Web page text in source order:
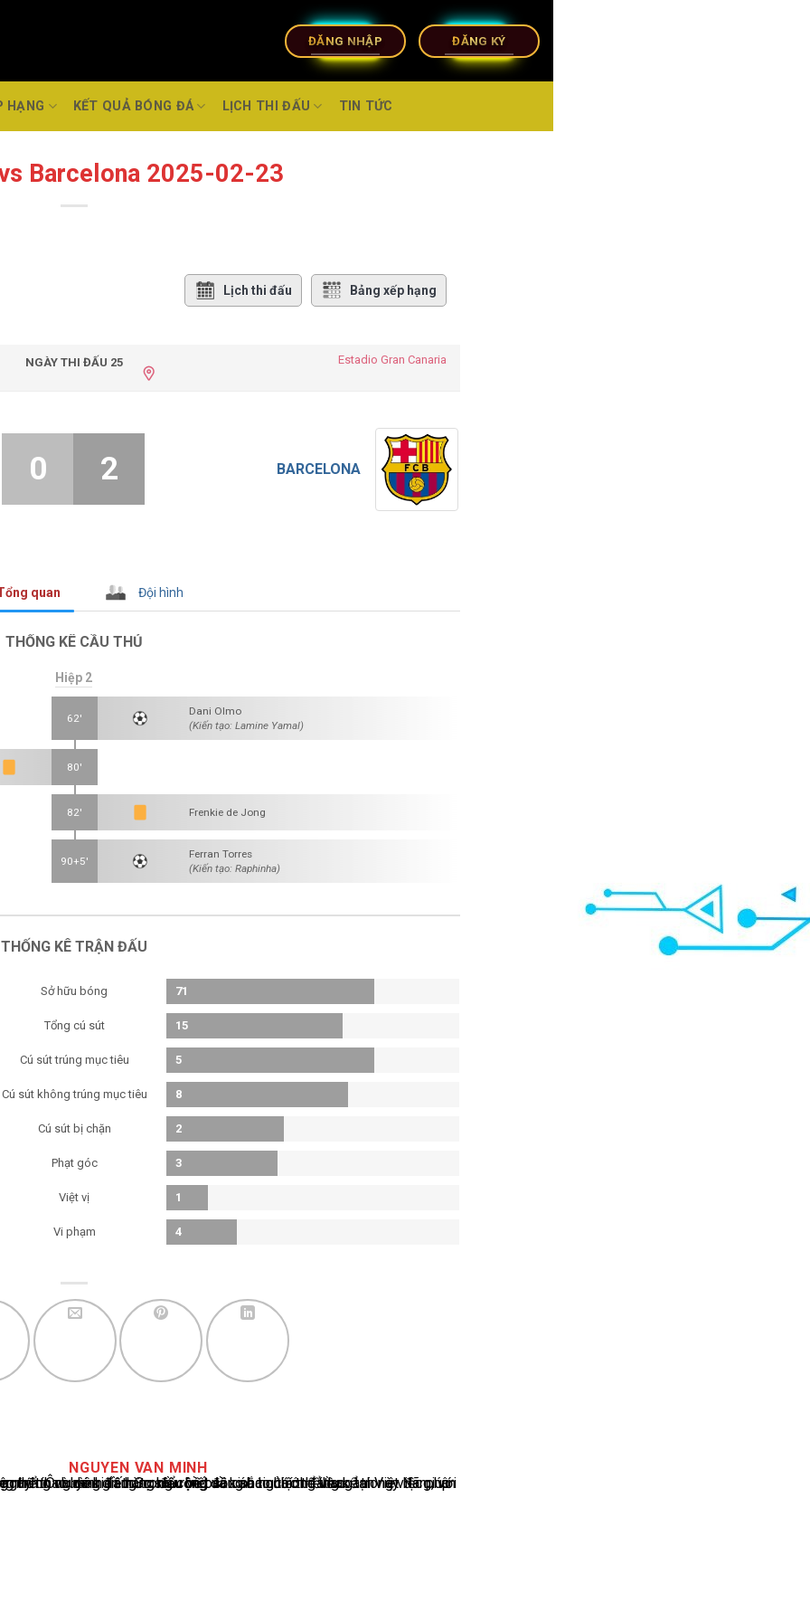
ĐĂNG NHẬP ĐĂNG KÝ
HẠNG KẾT QUẢ BÓNG ĐÁ LỊCH THI ĐẤU TIN TỨC
Barcelona 2025-02-23
Lịch thi đấu Bảng xếp hạng
NGÀY THI ĐẤU 25 Estadio Gran Canaria
BARCELONA
0 2
quan Đội hình
THỐNG KÊ CẦU THỦ
Hiệp 2
62'
Dani Olmo
(Kiến tạo: Lamine Yamal)
80'
82' Frenkie de Jong
90+5'
Ferran Torres
(Kiến tạo: Raphinha)
THỐNG KÊ TRẬN ĐẤU
Sở hữu bóng 71
Tổng cú sút 15
Cú sút trúng mục tiêu 5
Cú sút không trúng mục tiêu 8
Cú sút bị chặn 2
Phạt góc 3
Việt vị 1
Vi phạm 4
NGUYEN VAN MINH
tin tức thể thao tại Việt Nam, với hơn 10 năm hoạt động trong ngành. Ông có kiến thức sâu rộng và kinh nghiệm đáng kể trong việc phân tích và báo cáo về các sự kiện thể thao hàng đầu. Sự hiểu biết sâu sắc của ông về ngành này đã giúp ông xây dựng uy tín và danh tiếng trong cộng đồng báo chí thể thao.